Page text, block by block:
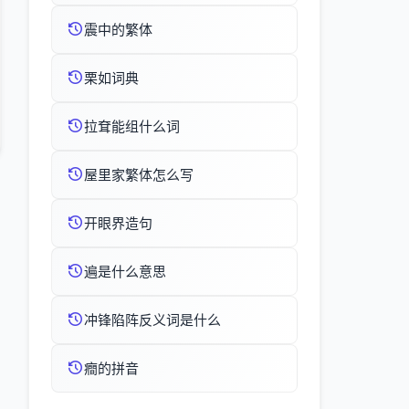
震中的繁体
栗如词典
拉耷能组什么词
屋里家繁体怎么写
开眼界造句
遍是什么意思
冲锋陷阵反义词是什么
癎的拼音